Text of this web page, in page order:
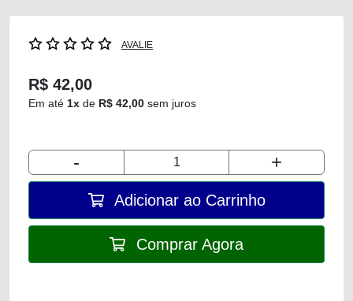
AVALIE
R$ 42,00
Em até 1x de R$ 42,00 sem juros
- +
Adicionar ao Carrinho
Comprar Agora